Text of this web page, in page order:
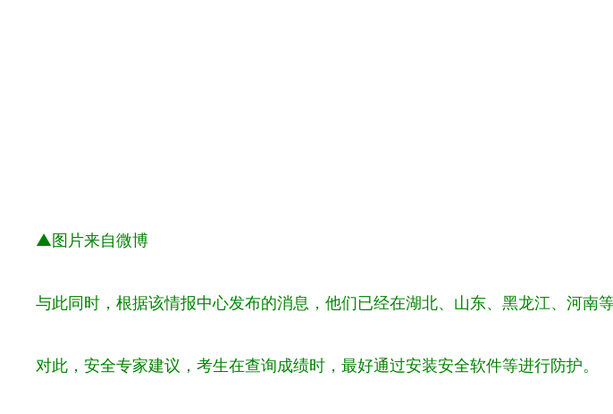
▲图片来自微博
与此同时，根据该情报中心发布的消息，他们已经在湖北、山东、黑龙江、河南
对此，安全专家建议，考生在查询成绩时，最好通过安装安全软件等进行防护。